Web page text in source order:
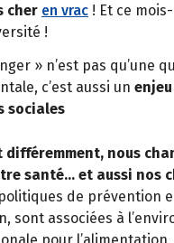
cher en vrac ! Et ce
!
» n’est pas qu’une
c’est aussi un
sociales
différemment, nous
santé… et aussi nos
de prévention
sont associées à